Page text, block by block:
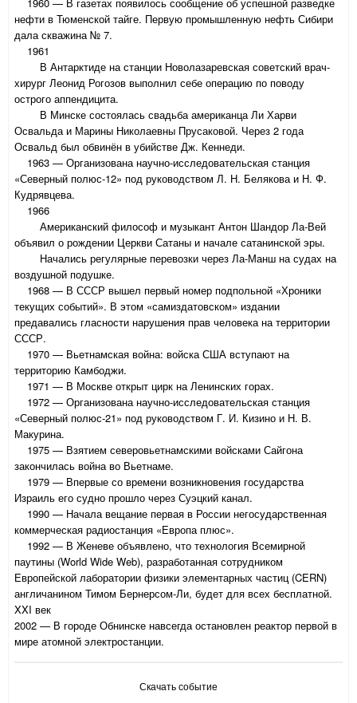
нефти в Тюменской тайге. Первую промышленную нефть Сибири
дала скважина № 7.
1961
В Антарктиде на станции Новолазаревская советский врач-
хирург Леонид Рогозов выполнил себе операцию по поводу
острого аппендицита.
В Минске состоялась свадьба американца Ли Харви
Освальда и Марины Николаевны Прусаковой. Через 2 года
Освальд был обвинён в убийстве Дж. Кеннеди.
1963 — Организована научно-исследовательская станция
«Северный полюс-12» под руководством Л. Н. Белякова и Н. Ф.
Кудрявцева.
1966
Американский философ и музыкант Антон Шандор Ла-Вей
объявил о рождении Церкви Сатаны и начале сатанинской эры.
Начались регулярные перевозки через Ла-Манш на судах на
воздушной подушке.
1968 — В СССР вышел первый номер подпольной «Хроники
текущих событий». В этом «самиздатовском» издании
предавались гласности нарушения прав человека на территории
СССР.
1970 — Вьетнамская война: войска США вступают на
территорию Камбоджи.
1971 — В Москве открыт цирк на Ленинских горах.
1972 — Организована научно-исследовательская станция
«Северный полюс-21» под руководством Г. И. Кизино и Н. В.
Макурина.
1975 — Взятием северовьетнамскими войсками Сайгона
закончилась война во Вьетнаме.
1979 — Впервые со времени возникновения государства
Израиль его судно прошло через Суэцкий канал.
1990 — Начала вещание первая в России негосударственная
коммерческая радиостанция «Европа плюс».
1992 — В Женеве объявлено, что технология Всемирной
паутины (World Wide Web), разработанная сотрудником
Европейской лаборатории физики элементарных частиц (CERN)
англичанином Тимом Бернерсом-Ли, будет для всех бесплатной.
XXI век
2002 — В городе Обнинске навсегда остановлен реактор первой в
мире атомной электростанции.
Скачать событие